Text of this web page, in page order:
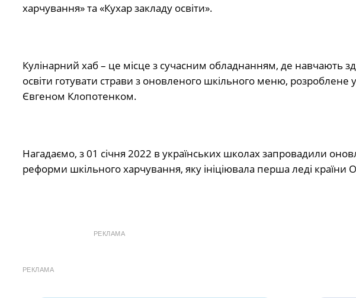
харчування» та «Кухар закладу освіти».
Кулінарний хаб – це місце з сучасним обладнанням, де навчають
освіти готувати страви з оновленого шкільного меню,
Євгеном Клопотенком.
Нагадаємо, з 01 січня 2022 в українських школах запровадили
реформи шкільного харчування, яку ініціювала перша леді країни
РЕКЛАМА
РЕКЛАМА